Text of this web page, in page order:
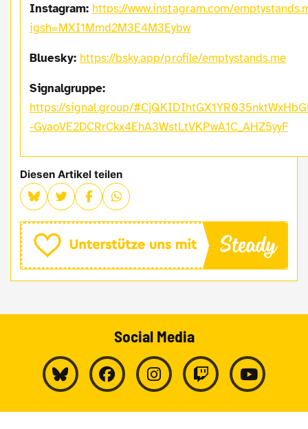
Instagram: https://www.instagram.com/
igsh=MXI1Mmd2M3E4M3Eybw
Bluesky: https://bsky.app/profile/emptystands.me
Signalgruppe:
https://signal.group/
-GyaoVE2DCRrCkx4EhA3WstLtVKPwA1C_AHZ5yyF
Diesen Artikel teilen
Social Media